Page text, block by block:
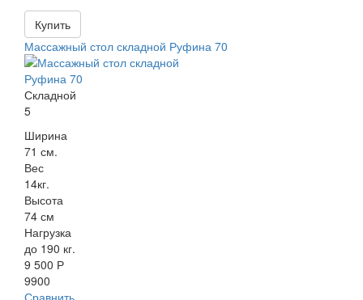
Купить
Массажный стол складной Руфина 70
Складной
5
Ширина
71 см.
Вес
14кг.
Высота
74 см
Нагрузка
до 190 кг.
9 500 Р
9900